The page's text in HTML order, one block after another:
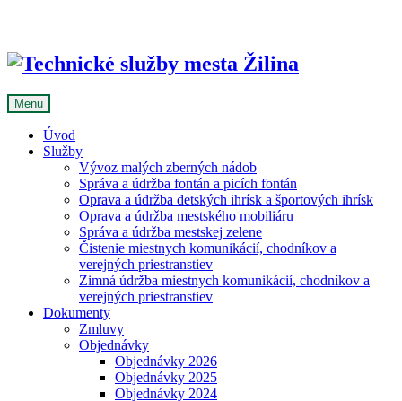
Menu
Úvod
Služby
Vývoz malých zberných nádob
Správa a údržba fontán a picích fontán
Oprava a údržba detských ihrísk a športových ihrísk
Oprava a údržba mestského mobiliáru
Správa a údržba mestskej zelene
Čistenie miestnych komunikácií, chodníkov a
verejných priestranstiev
Zimná údržba miestnych komunikácií, chodníkov a
verejných priestranstiev
Dokumenty
Zmluvy
Objednávky
Objednávky 2026
Objednávky 2025
Objednávky 2024